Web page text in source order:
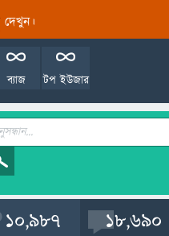
দেখুন।
টপ ইউজার
ব্যাজ
10,987 18,690